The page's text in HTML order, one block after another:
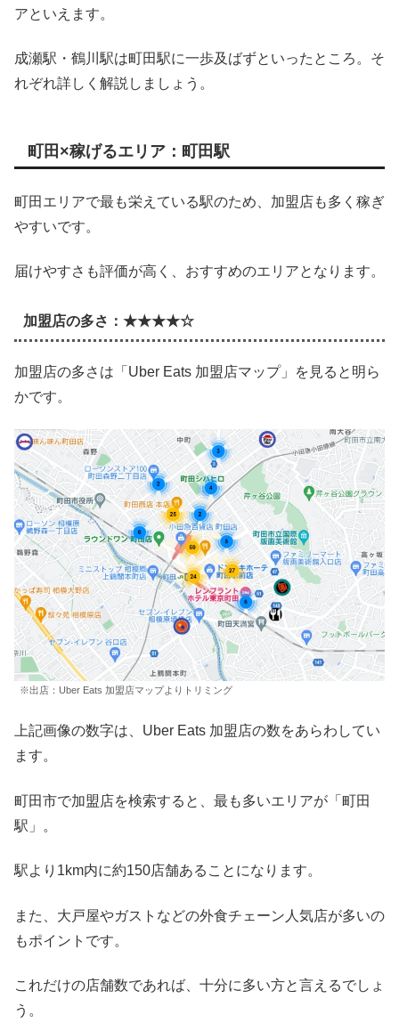
アといえます。
成瀬駅・鶴川駅は町田駅に一歩及ばずといったところ。そ
れぞれ詳しく解説しましょう。
町田×稼げるエリア：町田駅
町田エリアで最も栄えている駅のため、加盟店も多く稼ぎ
やすいです。
届けやすさも評価が高く、おすすめのエリアとなります。
加盟店の多さ：★★★★☆
加盟店の多さは「Uber Eats 加盟店マップ」を見ると明ら
かです。
※出店：Uber Eats 加盟店マップよりトリミング
上記画像の数字は、Uber Eats 加盟店の数をあらわしてい
ます。
町田市で加盟店を検索すると、最も多いエリアが「町田
駅」。
駅より1km内に約150店舗あることになります。
また、大戸屋やガストなどの外食チェーン人気店が多いの
もポイントです。
これだけの店舗数であれば、十分に多い方と言えるでしょ
う。